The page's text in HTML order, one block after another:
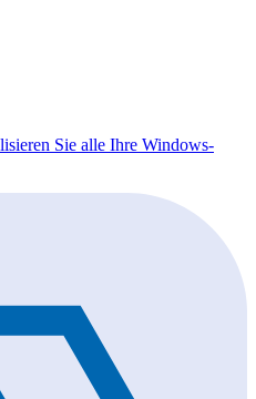
Sie alle Ihre Windows-